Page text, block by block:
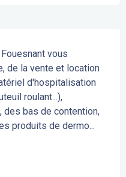
vous
de la vente et location
d'hospitalisation
roulant...),
des bas de contention,
produits de dermo...